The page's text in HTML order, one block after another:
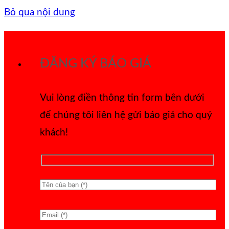
Bỏ qua nội dung
ĐĂNG KÝ BÁO GIÁ
Vui lòng điền thông tin form bên dưới
để chúng tôi liên hệ gửi báo giá cho quý
khách!